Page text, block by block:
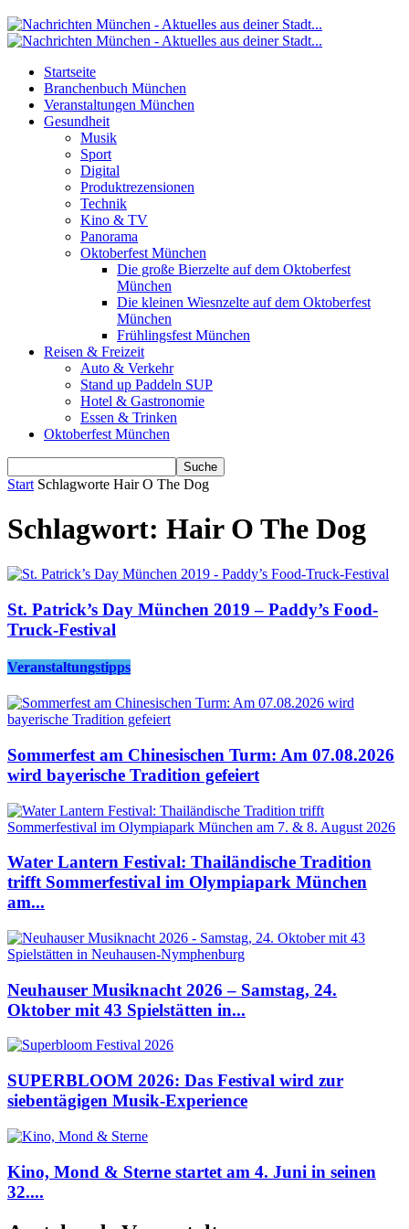
Startseite
Branchenbuch München
Veranstaltungen München
Gesundheit
Musik
Sport
Digital
Produktrezensionen
Technik
Kino & TV
Panorama
Oktoberfest München
Die große Bierzelte auf dem Oktoberfest
München
Die kleinen Wiesnzelte auf dem Oktoberfest
München
Frühlingsfest München
Reisen & Freizeit
Auto & Verkehr
Stand up Paddeln SUP
Hotel & Gastronomie
Essen & Trinken
Oktoberfest München
Start Schlagworte Hair O The Dog
Schlagwort: Hair O The Dog
St. Patrick’s Day München 2019 – Paddy’s Food-
Truck-Festival
Veranstaltungstipps
Sommerfest am Chinesischen Turm: Am 07.08.2026
wird bayerische Tradition gefeiert
Water Lantern Festival: Thailändische Tradition
trifft Sommerfestival im Olympiapark München
am...
Neuhauser Musiknacht 2026 – Samstag, 24.
Oktober mit 43 Spielstätten in...
SUPERBLOOM 2026: Das Festival wird zur
siebentägigen Musik-Experience
Kino, Mond & Sterne startet am 4. Juni in seinen
32....